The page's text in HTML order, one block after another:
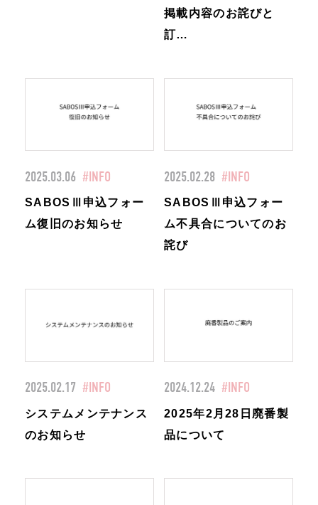
掲載内容のお詫びと
訂…
2025.03.06 #INFO
SABOSⅢ申込フォー
ム復旧のお知らせ
2025.02.28 #INFO
SABOSⅢ申込フォー
ム不具合についてのお
詫び
2025.02.17 #INFO
システムメンテナンス
のお知らせ
2024.12.24 #INFO
2025年2月28日廃番製
品について